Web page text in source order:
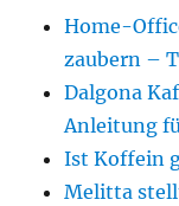
Home-
zaubern –
Dalgona
Anleitung
Ist Koffein
Melitta